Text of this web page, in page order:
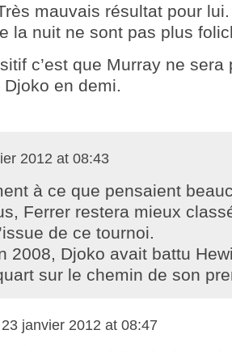
mauvais résultat pour
la nuit ne sont pas plus
c’est que Murray ne sera
en demi.
2012 at 08:43
à ce que pensaient
Ferrer restera mieux
de ce tournoi.
2008, Djoko avait battu
sur le chemin de son
23 janvier 2012 at 08:47